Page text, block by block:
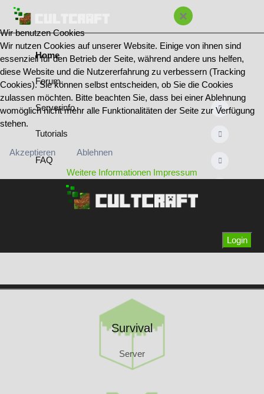
×
Home
Forum
Serverinfo
Tutorials
FAQ
Login
Survival
Server
Survival
Wir benutzen Cookies
Wir nutzen Cookies auf unserer Website. Einige von ihnen sind
essenziell für den Betrieb der Seite, während andere uns helfen,
diese Website und die Nutzererfahrung zu verbessern (Tracking
Cookies). Sie können selbst entscheiden, ob Sie die Cookies
zulassen möchten. Bitte beachten Sie, dass bei einer Ablehnung
womöglich nicht mehr alle Funktionalitäten der Seite zur Verfügung
stehen.
Akzeptieren Ablehnen
Weitere Informationen Impressum